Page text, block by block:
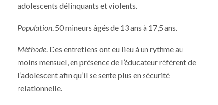
adolescents délinquants et violents.
Population. 50 mineurs âgés de 13 ans à 17,5 ans.
Méthode. Des entretiens ont eu lieu à un rythme au
moins mensuel, en présence de l’éducateur référent de
l’adolescent afin qu’il se sente plus en sécurité
relationnelle.